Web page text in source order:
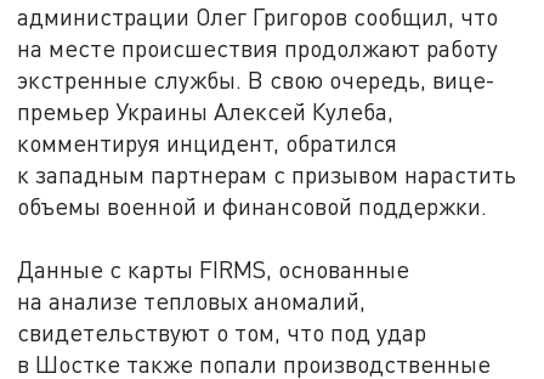
администрации Олег Григоров сообщил, что
на месте происшествия продолжают работу
экстренные службы. В свою очередь, вице-
премьер Украины Алексей Кулеба,
комментируя инцидент, обратился
к западным партнерам с призывом нарастить
объемы военной и финансовой поддержки.
Данные с карты FIRMS, основанные
на анализе тепловых аномалий,
свидетельствуют о том, что под удар
в Шостке также попали производственные